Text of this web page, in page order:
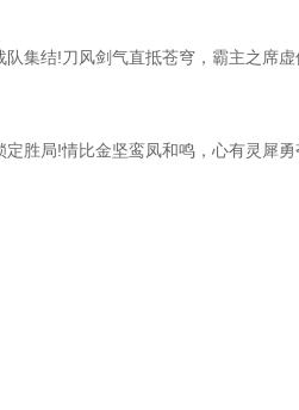
集结!刀风剑气直抵苍穹，霸主之席虚
胜局!情比金坚鸾凤和鸣，心有灵犀勇